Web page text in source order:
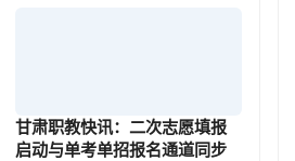
甘肃职教快讯：二次志愿填报
启动与单考单招报名通道同步